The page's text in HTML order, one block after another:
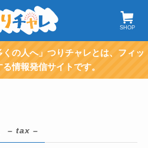
SHOP
くの人へ」つりチャレとは、フィッ
情報発信サイトです。
– tax –